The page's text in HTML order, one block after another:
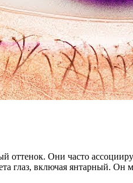
оттенок. Они часто
глаз, включая янтарный.